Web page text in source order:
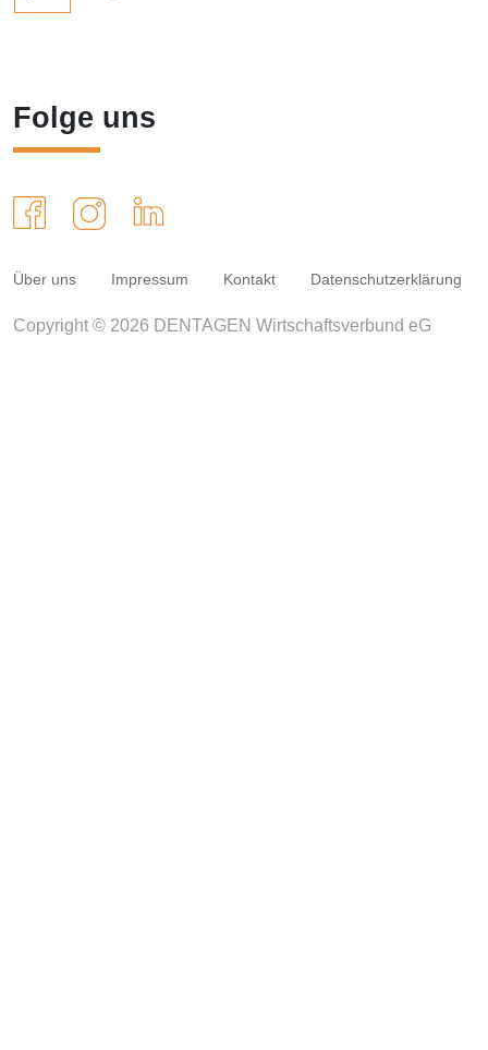
Folge uns
Über uns Impressum Kontakt Datenschutzerklärung
Copyright © 2026 DENTAGEN Wirtschaftsverbund eG